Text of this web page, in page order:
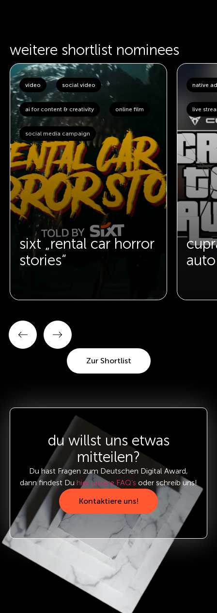
weitere shortlist nominees
video social video
ai for content & creativity online film
social media campaign
sixt „rental car horror
stories“
native
live
auto
Zur Shortlist
du willst uns etwas
mitteilen?
Du hast Fragen zum Deutschen Digital Award,
dann findest Du hier unsere FAQ’s oder schreib uns!
Kontaktiere uns!